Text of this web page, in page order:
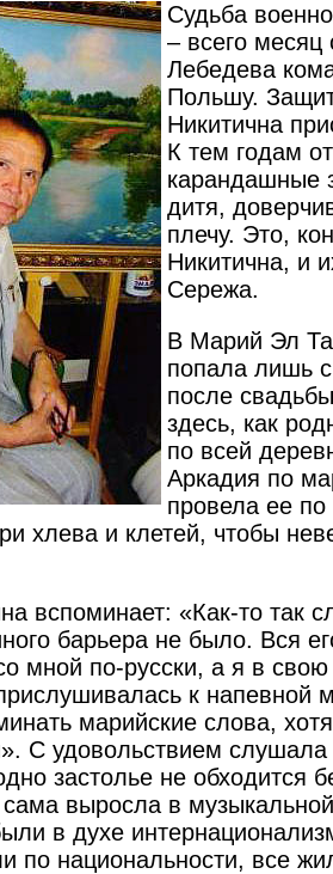
Судьба
– всего месяц
Лебедева
Польшу.
Никитична
К тем годам
карандашные
дитя,
плечу. Это,
Никитична, и
Сережа.
В Марий Эл
попала лишь
после
здесь, как
по всей
Аркадия по
провела ее по
хлева и клетей, чтобы
вспоминает: «Как-то так
барьера не было. Вся
мной по-русски, а я в
к напевной
марийские слова,
С удовольствием
застолье не обходится
сама выросла в
в духе
по национальности, все